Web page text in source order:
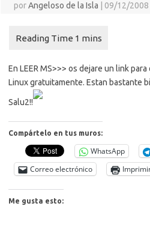
porAngeloso de la Isla 09/12/2008
En LEER MS>>> os dejare un link
Linux gratuitamente. Estan bastante
Salu2!!
Compártelo en tus muros:
WhatsApp
Correo electrónico
Me gusta esto: